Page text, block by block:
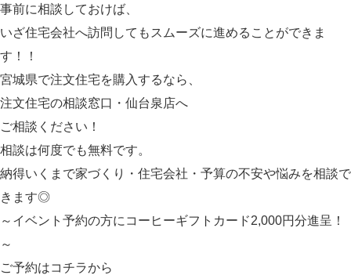
事前に相談しておけば、
いざ住宅会社へ訪問してもスムーズに進めることができま
す！！
宮城県で注文住宅を購入するなら、
注文住宅の相談窓口・仙台泉店へ
ご相談ください！
相談は何度でも無料です。
納得いくまで家づくり・住宅会社・予算の不安や悩みを相談で
きます◎
～イベント予約の方にコーヒーギフトカード2,000円分進呈！
～
ご予約はコチラから